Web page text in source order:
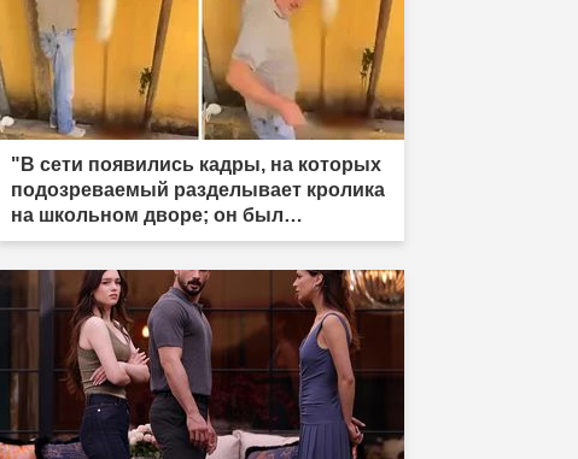
"В сети появились кадры, на которых
подозреваемый разделывает кролика
на школьном дворе; он был
задержан."